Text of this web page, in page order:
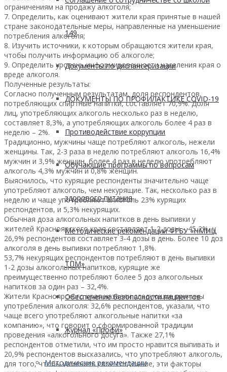
149
Документы по диспансеризации
ДОКУМЕНТЫ ПО ПРОФИЛАКТИКЕ COVID-19
Противодействие коррупции
Обучающие программы по вопросам
здорового питания
Методические рекомендации ФГБУ «НМИЦ
ТПМ»
Обеспечение безопасности пациентов
Журнал «Профи»
Методические рекомендации
ограничениям на продажу алкоголя;
7. Определить, как оценивают жители края принятые в нашей
стране законодательные меры, направленные на уменьшение
потребления алкоголя;
8. Изучить источники, к которым обращаются жители края,
чтобы получить информацию об алкоголе;
9. Определить уровень информированности населения края о
вреде алкоголя.
Полученные результаты:
Согласно полученным результатам, доля респондентов,
потребляющих спиртные напитки, составляет 70,9%. Доля
лиц, употребляющих алкоголь несколько раз в неделю,
составляет 8,3%, а употребляющих алкоголь более 4 раз в
неделю – 2%.
Традиционно, мужчины чаще потребляют алкоголь, нежели
женщины. Так, 2-3 раза в неделю потребляют алкоголь 16,4%
мужчин и 3,9% женщин, более 4 раз в неделю употребляют
алкоголь 4,3% мужчин и 0,8% женщин.
Выяснилось, что курящие респонденты значительно чаще
употребляют алкоголь, чем некурящие. Так, несколько раз в
неделю и чаще употребляют алкоголь 23% курящих
респондентов, и 5,3% некурящих.
Обычная доза алкогольных напитков в день выпивки у
жителей Красноярского края составляет 1-2 дозы – 45,2%, у
26,9% респондентов составляет 3-4 дозы в день. Более 10 доз
алкоголя в день выпивки потребляют 1,8%.
53,7% некурящих респондентов потребляют в день выпивки
1-2 дозы алкогольных напитков, курящие же
преимущественно потребляют более 5 доз алкогольных
напитков за один раз – 32,4%.
Жители Красноярского края назвали следующие причины
употребления алкоголя: 32,6% респондентов, указали, что
чаще всего употребляют алкогольные напитки «за
компанию», что говорит о сформированной традиции
проведения «алкогольного досуга». Также 27,1%
респондентов отметили, что им просто нравится выпивать и
20,9% респондентов высказались, что употребляют алкоголь,
для того, чтобы изменить своё состояние, эти факторы